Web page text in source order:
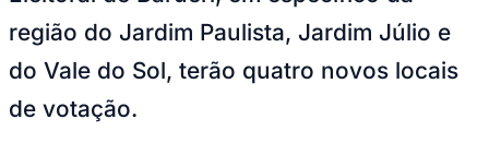
NBA
NFL
Fórmula 1
UFC
MLB
região do Jardim Paulista, Jardim Júlio e
do Vale do Sol, terão quatro novos locais
de votação.